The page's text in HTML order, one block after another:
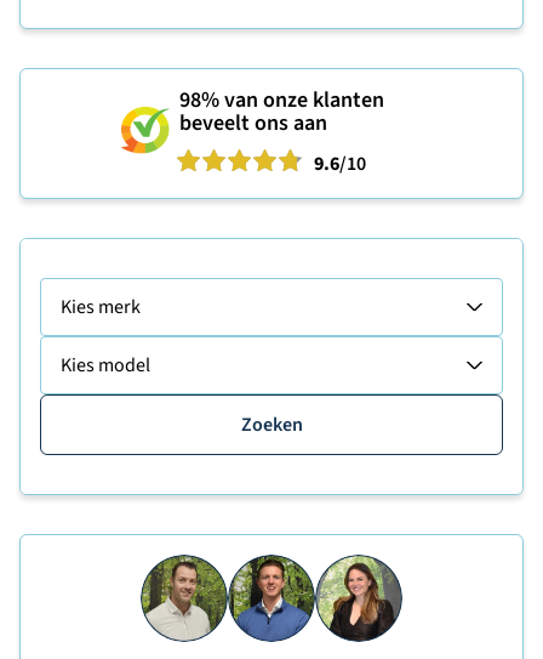
98%van onze klanten
beveelt ons aan
9.6/10
Kies merk
Kies model
Zoeken